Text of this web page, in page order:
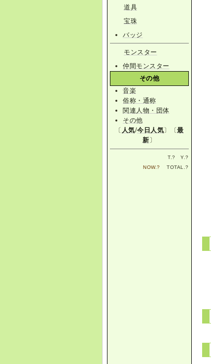
道具
宝珠
バッジ
モンスター
仲間モンスター
その他
音楽
俗称・通称
関連人物・団体
その他
〔 人気/今日人気〕〔最
新 〕
T.? Y.?
NOW.? TOTAL.?